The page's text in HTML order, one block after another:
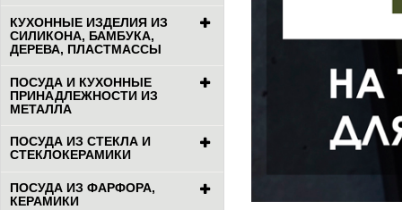
КУХОННЫЕ ИЗДЕЛИЯ ИЗ
СИЛИКОНА, БАМБУКА,
ДЕРЕВА, ПЛАСТМАССЫ
ПОСУДА И КУХОННЫЕ
ПРИНАДЛЕЖНОСТИ ИЗ
МЕТАЛЛА
ПОСУДА ИЗ СТЕКЛА И
СТЕКЛОКЕРАМИКИ
ПОСУДА ИЗ ФАРФОРА,
КЕРАМИКИ